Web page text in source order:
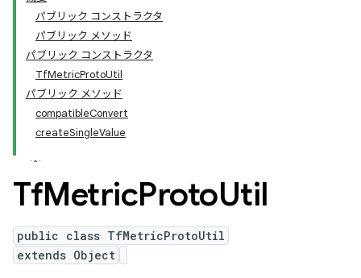
パブリック コンストラクタ
パブリック メソッド
パブリック コンストラクタ
TfMetricProtoUtil
パブリック メソッド
compatibleConvert
createSingleValue
TfMetricProtoUtil
public class TfMetricProtoUtil
extends Object